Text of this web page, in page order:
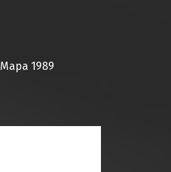
Mapa 1989